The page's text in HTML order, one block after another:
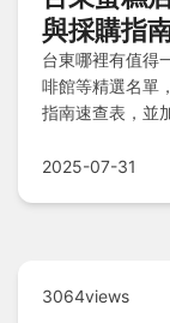
與採購指
台東哪裡有值得
啡館等精選名單
指南速查表，並
2025-07-31
3064views